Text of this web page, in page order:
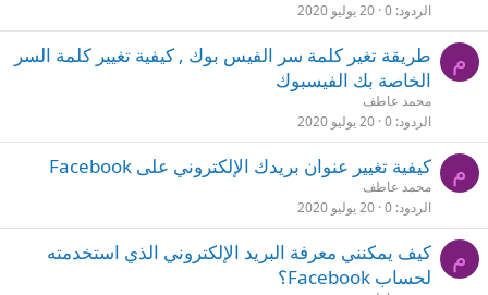
الردود 0 20 يوليو 2020
م
طريقة تغير كلمة سر الفيس بوك , كيفية تغيير كلمة السر
الخاصة بك الفيسبوك
محمد عاطف
الردود 0 20 يوليو 2020
م كيفية تغيير عنوان بريدك الإلكتروني على Facebook
محمد عاطف
الردود 0 20 يوليو 2020
م
كيف يمكنني معرفة البريد الإلكتروني الذي استخدمته
لحساب Facebook؟